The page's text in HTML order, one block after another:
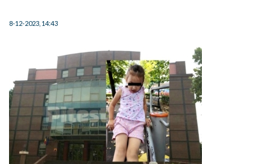
8-12-2023, 14:43